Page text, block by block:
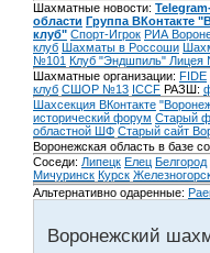
Шахматные новости:
области Группа ВКонтакте
клуб" Спорт-Игрок РИА
клуб Шахматы в Россоши
№101 Клуб "Эндшпиль"
Шахматные организации: FIDE
клуб СШОР №13 ICCF РАЗШ:
Шахсекция ВКонтакте
исторический форум Cтарый
областной ШФ Старый сайт
Воронежская область в базе
Соседи: Липецк Елец Белгород
Мичуринск Курск
Альтернативно одаренные:
Воронежский